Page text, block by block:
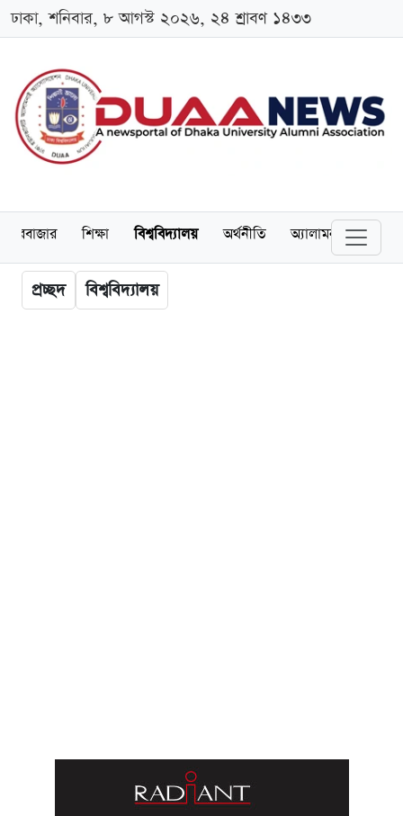
ঢাকা, শনিবার, ৮ আগস্ট ২০২৬, ২৪ শ্রাবণ ১৪৩৩
শিক্ষা বিশ্ববিদ্যালয় অর্থনীতি অ্যালামনাই
প্রচ্ছদ বিশ্ববিদ্যালয়